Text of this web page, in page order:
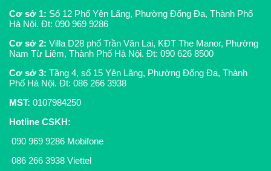
Cơ sở 1: Số 12 Phố Yên Lãng, Phường Đống Đa, Thành Phố
Hà Nội. Đt: 090 969 9286
Cơ sở 2: Villa D28 phố Trần Văn Lai, KĐT The Manor, Phường
Nam Từ Liêm, Thành Phố Hà Nội. Đt: 090 626 8500
Cơ sở 3: Tầng 4, số 15 Yên Lãng, Phường Đống Đa, Thành
Phố Hà Nội. Đt: 086 266 3938
MST: 0107984250
Hotline CSKH:
090 969 9286 Mobifone
086 266 3938 Viettel